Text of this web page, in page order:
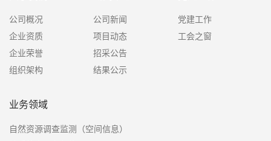
公司概况
企业资质
企业荣誉
组织架构
公司新闻
项目动态
招采公告
结果公示
党建工作
工会之窗
业务领域
自然资源调查监测（空间信息）